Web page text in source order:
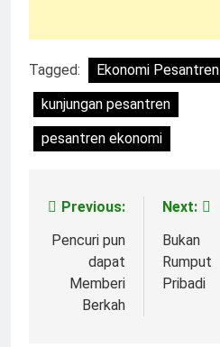
Tagged:
Ekonomi Pesantren
kunjungan pesantren
pesantren ekonomi
Navigasi
pos
Previous:
Pencuri pun
dapat
Memberi
Berkah
Next:
Bukan
Rumput
Pribadi